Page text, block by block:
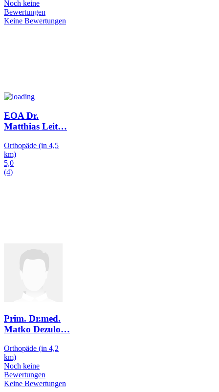
Noch keine
Bewertungen
Keine Bewertungen
EOA Dr.
Matthias Leit…
Orthopäde (in 4,5
km)
5,0
(4)
Prim. Dr.med.
Matko Dezulo…
Orthopäde (in 4,2
km)
Noch keine
Bewertungen
Keine Bewertungen